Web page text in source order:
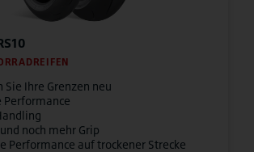
Sie Ihre Grenzen neu
Performance
noch mehr Grip
Performance auf trockener Strecke